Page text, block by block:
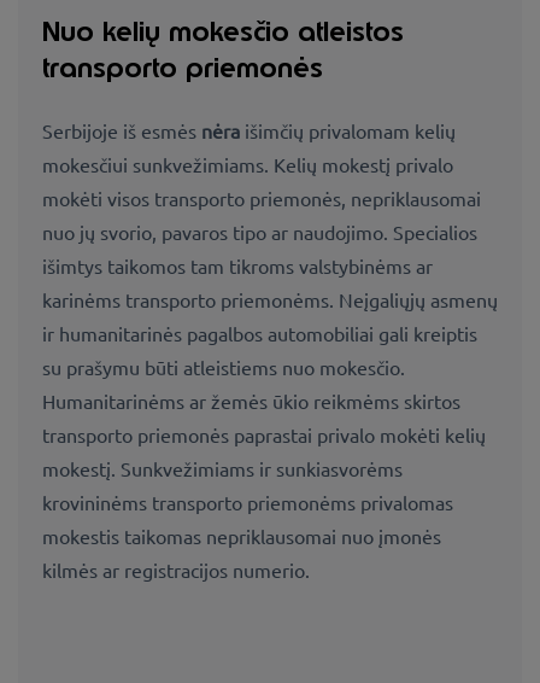
Nuo kelių mokesčio atleistos
transporto priemonės
Serbijoje iš esmės nėra išimčių privalomam kelių
mokesčiui sunkvežimiams. Kelių mokestį privalo
mokėti visos transporto priemonės, nepriklausomai
nuo jų svorio, pavaros tipo ar naudojimo. Specialios
išimtys taikomos tam tikroms valstybinėms ar
karinėms transporto priemonėms. Neįgaliųjų asmenų
ir humanitarinės pagalbos automobiliai gali kreiptis
su prašymu būti atleistiems nuo mokesčio.
Humanitarinėms ar žemės ūkio reikmėms skirtos
transporto priemonės paprastai privalo mokėti kelių
mokestį. Sunkvežimiams ir sunkiasvorėms
krovininėms transporto priemonėms privalomas
mokestis taikomas nepriklausomai nuo įmonės
kilmės ar registracijos numerio.